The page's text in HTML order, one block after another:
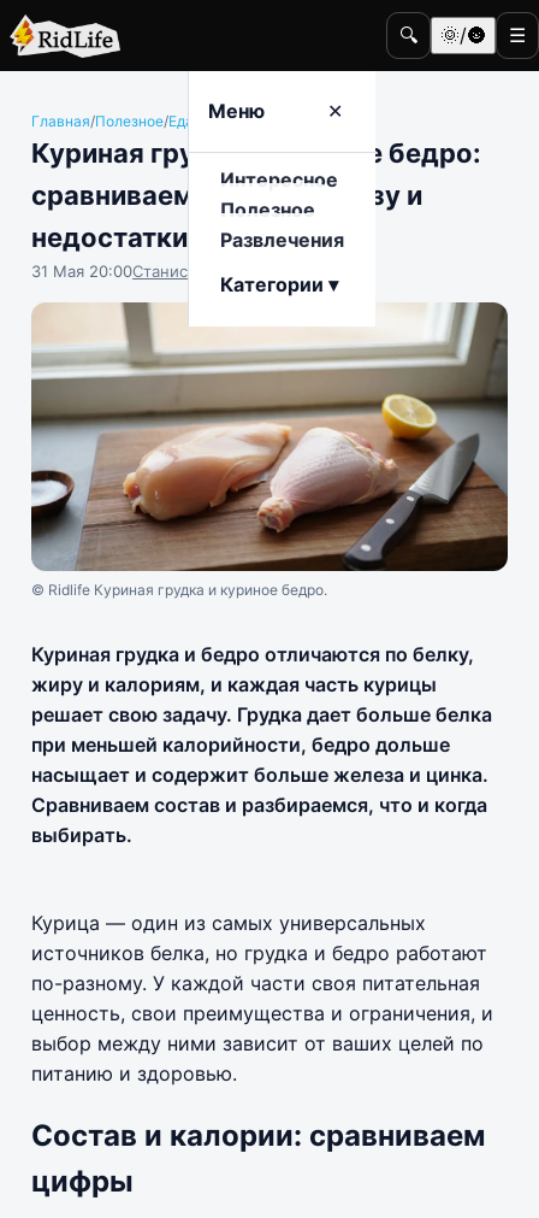
🔍 🌞/🌚 ☰
Меню ✕
Интересное
Полезное
Развлечения
Категории ▾
Главная/Полезное/Еда и гастрономия
Куриная грудка и куриное бедро:
сравниваем состав, пользу и
недостатки
31 Мая 20:00Станислав Тимонов
© Ridlife Куриная грудка и куриное бедро.
Куриная грудка и бедро отличаются по белку,
жиру и калориям, и каждая часть курицы
решает свою задачу. Грудка дает больше белка
при меньшей калорийности, бедро дольше
насыщает и содержит больше железа и цинка.
Сравниваем состав и разбираемся, что и когда
выбирать.
Курица — один из самых универсальных
источников белка, но грудка и бедро работают
по-разному. У каждой части своя питательная
ценность, свои преимущества и ограничения, и
выбор между ними зависит от ваших целей по
питанию и здоровью.
Состав и калории: сравниваем
цифры